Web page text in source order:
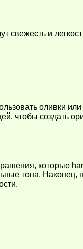
и
оливки
чтобы создать
которые
тона. Наконец,